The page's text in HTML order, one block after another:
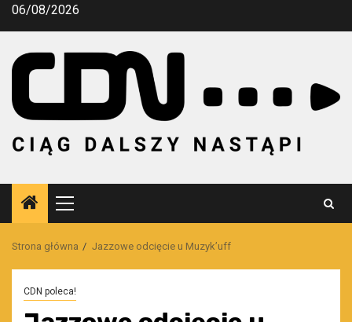
Przejdź
06/08/2026
Menu
główne
Strona główna Jazzowe odcięcie u Muzyk’uff
CDN poleca!